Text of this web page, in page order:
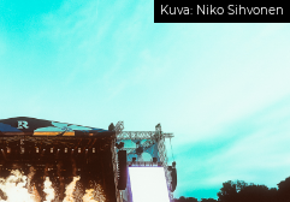
Kuva: Niko Sihvonen